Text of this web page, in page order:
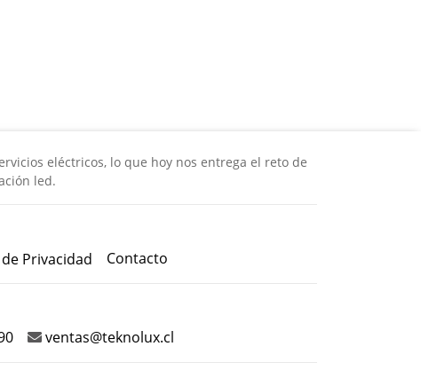
eléctricos, lo que hoy nos entrega el reto de
led.
Privacidad Contacto
ventas@teknolux.cl